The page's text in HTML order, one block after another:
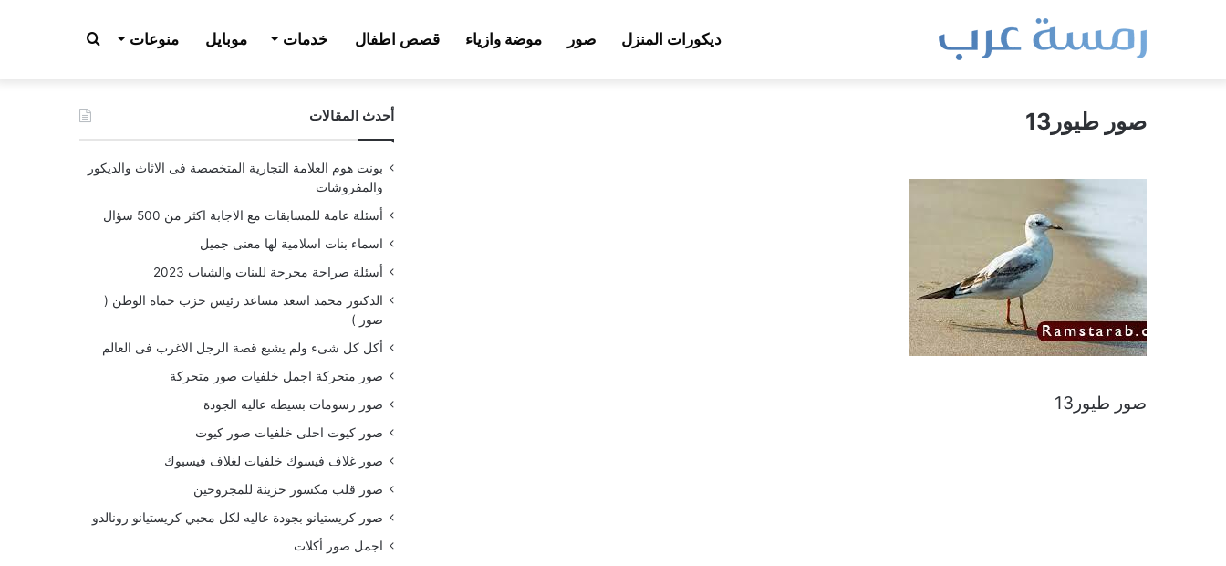
ديكورات المنزل صور موضة وازياء قصص اطفال خدمات موبايل منوعات بحث
عن صور طيور13
صور طيور13
أحدث المقالات
بونت هوم العلامة التجارية المتخصصة فى الاثاث والديكور
والمفروشات
أسئلة عامة للمسابقات مع الاجابة اكثر من 500 سؤال
اسماء بنات اسلامية لها معنى جميل
أسئلة صراحة محرجة للبنات والشباب 2023
الدكتور محمد اسعد مساعد رئيس حزب حماة الوطن (
صور )
أكل كل شىء ولم يشبع قصة الرجل الاغرب فى العالم
صور متحركة اجمل خلفيات صور متحركة
صور رسومات بسيطه عاليه الجودة
صور كيوت احلى خلفيات صور كيوت
صور غلاف فيسوك خلفيات لغلاف فيسبوك
صور قلب مكسور حزينة للمجروحين
صور كريستيانو بجودة عاليه لكل محبي كريستيانو رونالدو
اجمل صور أكلات